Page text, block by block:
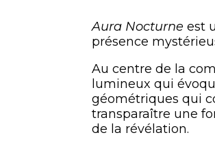
Aura Nocturne est
présence
Au centre de la
lumineux qui
géométriques qui
transparaître une
de la révélation.